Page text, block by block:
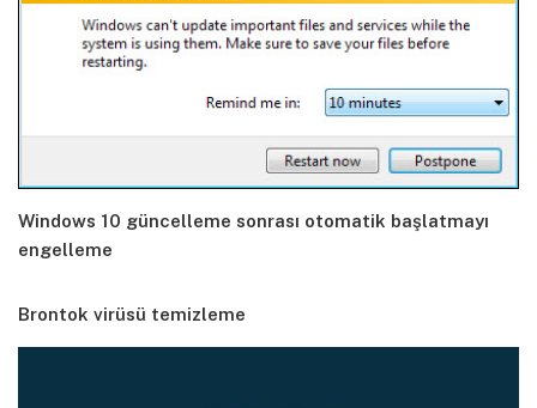
Windows 10 güncelleme sonrası otomatik başlatmayı
engelleme
Brontok virüsü temizleme